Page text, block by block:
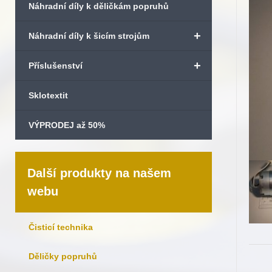
Náhradní díly k děličkám popruhů
+
Náhradní díly k šicím strojům
+
Příslušenství
Sklotextit
VÝPRODEJ až 50%
Další produkty na našem
webu
Čisticí technika
Děličky popruhů